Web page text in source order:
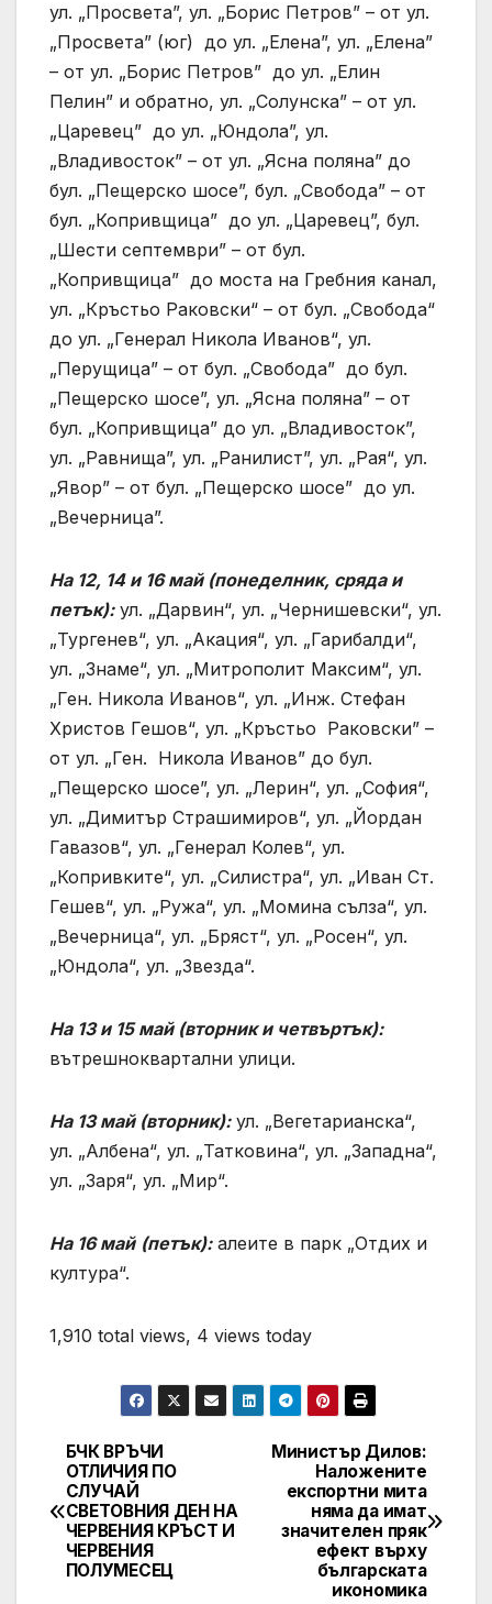
ул. „Просвета”, ул. „Борис Петров” – от ул.
„Просвета” (юг) до ул. „Елена”, ул. „Елена”
– от ул. „Борис Петров” до ул. „Елин
Пелин” и обратно, ул. „Солунска” – от ул.
„Царевец” до ул. „Юндола”, ул.
„Владивосток” – от ул. „Ясна поляна” до
бул. „Пещерско шосе”, бул. „Свобода” – от
бул. „Копривщица” до ул. „Царевец”, бул.
„Шести септември” – от бул.
„Копривщица” до моста на Гребния канал,
ул. „Кръстьо Раковски“ – от бул. „Свобода“
до ул. „Генерал Никола Иванов“, ул.
„Перущица” – от бул. „Свобода” до бул.
„Пещерско шосе”, ул. „Ясна поляна” – от
бул. „Копривщица” до ул. „Владивосток”,
ул. „Равнища”, ул. „Ранилист”, ул. „Рая“, ул.
„Явор” – от бул. „Пещерско шосе” до ул.
„Вечерница”.
На 12, 14 и 16 май (понеделник, сряда и
петък):ул. „Дарвин“, ул. „Чернишевски“, ул.
„Тургенев“, ул. „Акация“, ул. „Гарибалди“,
ул. „Знаме“, ул. „Митрополит Максим“, ул.
„Ген. Никола Иванов“, ул. „Инж. Стефан
Христов Гешов“, ул. „Кръстьо Раковски” –
от ул. „Ген. Никола Иванов” до бул.
„Пещерско шосе”, ул. „Лерин“, ул. „София“,
ул. „Димитър Страшимиров“, ул. „Йордан
Гавазов“, ул. „Генерал Колев“, ул.
„Копривките“, ул. „Силистра“, ул. „Иван Ст.
Гешев“, ул. „Ружа“, ул. „Момина сълза“, ул.
„Вечерница“, ул. „Бряст“, ул. „Росен“, ул.
„Юндола“, ул. „Звезда“.
На 13 и 15 май (вторник и четвъртък):
вътрешноквартални улици.
На 13 май (вторник):ул. „Вегетарианска“,
ул. „Албена“, ул. „Татковина“, ул. „Западна“,
ул. „Заря“, ул. „Мир“.
На 16 май (петък):алеите в парк „Отдих и
култура“.
1,910 total views, 4 views today
Post
navigation
Министър Дилов:
Наложените
експортни мита
няма да имат
значителен пряк
ефект върху
българската
икономика
БЧК ВРЪЧИ
ОТЛИЧИЯ ПО
СЛУЧАЙ
СВЕТОВНИЯ ДЕН НА
ЧЕРВЕНИЯ КРЪСТ И
ЧЕРВЕНИЯ
ПОЛУМЕСЕЦ